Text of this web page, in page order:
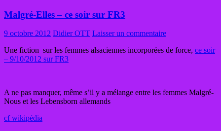
Malgré-Elles – ce soir sur FR3
9 octobre 2012 Didier OTT Laisser un commentaire
Une fiction sur les femmes alsaciennes incorporées de force, ce soir
– 9/10/2012 sur FR3
A ne pas manquer, même s’il y a mélange entre les femmes Malgré-
Nous et les Lebensborn allemands
cf wikipédia